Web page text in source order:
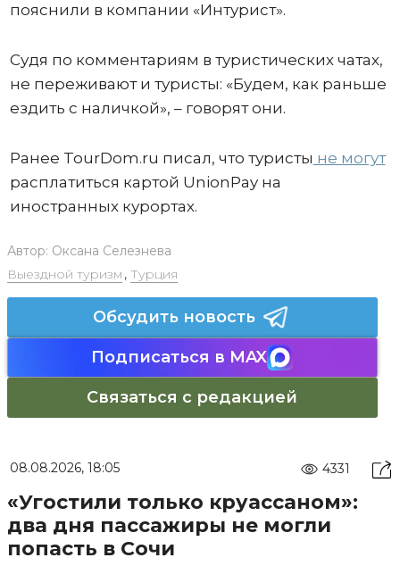
пояснили в компании «Интурист».
Судя по комментариям в туристических чатах,
не переживают и туристы: «Будем, как раньше
ездить с наличкой», – говорят они.
Ранее TourDom.ru писал, что туристы не могут
расплатиться картой UnionPay на
иностранных курортах.
Автор: Оксана Селезнева
Выездной туризм , Турция
Обсудить новость
Подписаться в MAX
Связаться с редакцией
08.08.2026, 18:05 4331
«Угостили только круассаном»:
два дня пассажиры не могли
попасть в Сочи